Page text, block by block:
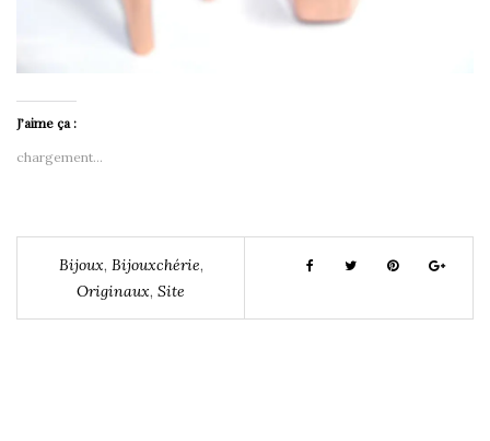
J’aime ça :
chargement…
Bijoux, Bijouxchérie,
Originaux, Site